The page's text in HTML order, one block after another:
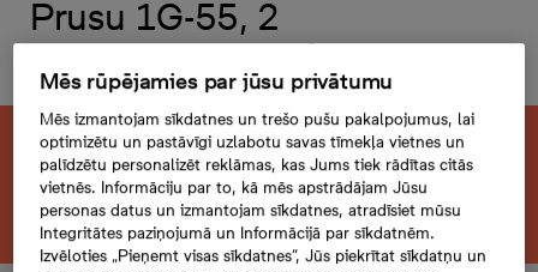
Prusu 1G-55, 2
комнаты, 42,2 м²
Эта квартира продана. Ищете похожую?
Открыть фильтр
Mēs rūpējamies par jūsu privātumu
Mēs izmantojam sīkdatnes un trešo pušu pakalpojumus, lai
optimizētu un pastāvīgi uzlabotu savas tīmekļa vietnes un
palīdzētu personalizēt reklāmas, kas Jums tiek rādītas citās
vietnēs. Informāciju par to, kā mēs apstrādājam Jūsu
personas datus un izmantojam sīkdatnes, atradīsiet mūsu
Integritātes paziņojumā un Informācijā par sīkdatnēm.
Izvēloties „Pieņemt visas sīkdatnes”, Jūs piekrītat sīkdatņu un